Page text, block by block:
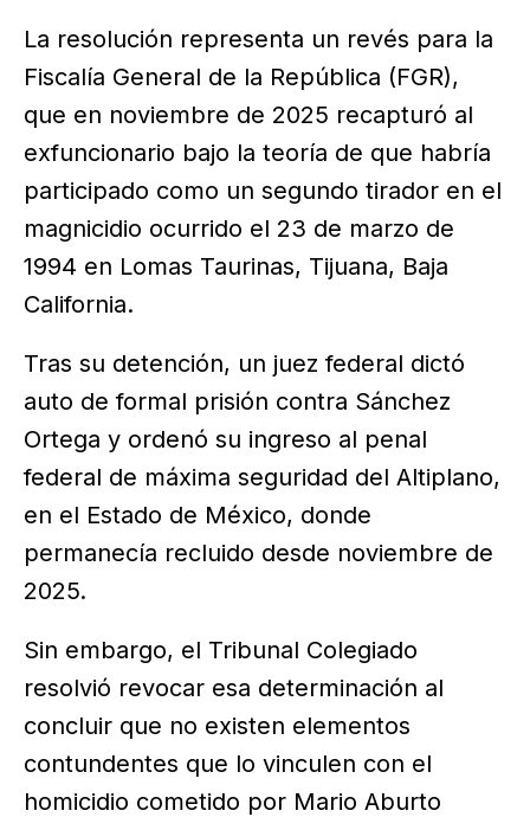
La resolución representa un revés para la
Fiscalía General de la República (FGR),
que en noviembre de 2025 recapturó al
exfuncionario bajo la teoría de que habría
participado como un segundo tirador en el
magnicidio ocurrido el 23 de marzo de
1994 en Lomas Taurinas, Tijuana, Baja
California.
Tras su detención, un juez federal dictó
auto de formal prisión contra Sánchez
Ortega y ordenó su ingreso al penal
federal de máxima seguridad del Altiplano,
en el Estado de México, donde
permanecía recluido desde noviembre de
2025.
Sin embargo, el Tribunal Colegiado
resolvió revocar esa determinación al
concluir que no existen elementos
contundentes que lo vinculen con el
homicidio cometido por Mario Aburto